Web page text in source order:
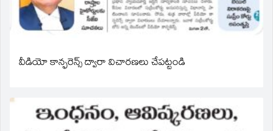
వీడియో కాన్ఫరెన్స్ ద్వారా విచారణలు చేపట్టండి